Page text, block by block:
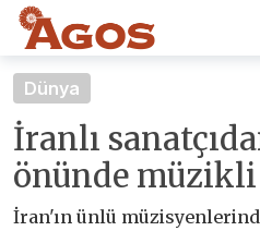
Dünya
İranlı
önünde
İran'ın ünlü